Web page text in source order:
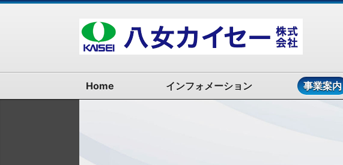
Home インフォメーション 事業案内